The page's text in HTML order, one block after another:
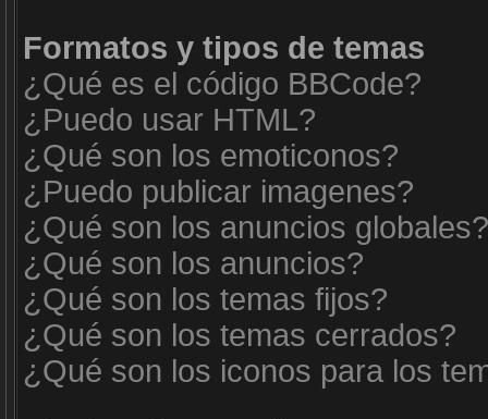
Formatos y tipos de temas
¿Qué es el código BBCode?
¿Puedo usar HTML?
¿Qué son los emoticonos?
¿Puedo publicar imagenes?
¿Qué son los anuncios globales?
¿Qué son los anuncios?
¿Qué son los temas fijos?
¿Qué son los temas cerrados?
¿Qué son los iconos para los